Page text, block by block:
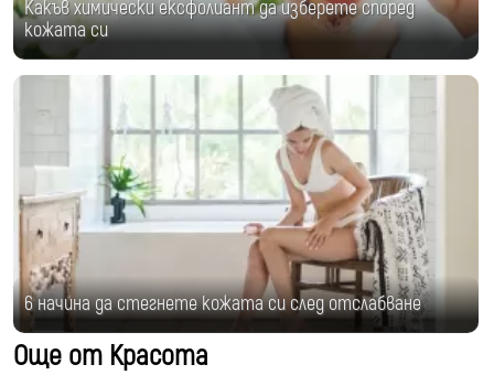
Какъв химически ексфолиант да изберете според
кожата си
6 начина да стегнете кожата си след отслабване
Още от Красота